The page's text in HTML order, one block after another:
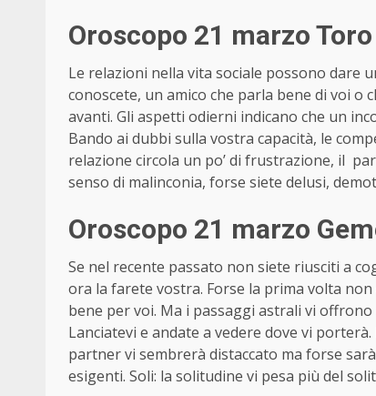
Oroscopo 21 marzo
Le relazioni nella vita sociale possono dare
conoscete, un amico che parla bene di voi o
avanti. Gli aspetti odierni indicano che un
Bando ai dubbi sulla vostra capacità, le
relazione circola un po’ di frustrazione, il
senso di malinconia, forse siete delusi,
Oroscopo 21 marzo
Se nel recente passato non siete riusciti a
ora la farete vostra. Forse la prima volta
bene per voi. Ma i passaggi astrali vi
Lanciatevi e andate a vedere dove vi
partner vi sembrerà distaccato ma forse
esigenti. Soli: la solitudine vi pesa più del